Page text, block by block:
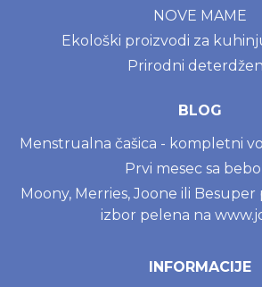
NOVE MAME
Ekološki proizvodi za
Prirodni
BLOG
Menstrualna čašica - kompletni
Prvi mesec sa
Moony, Merries, Joone ili Besuper
izbor pelena na
INFORMACIJE